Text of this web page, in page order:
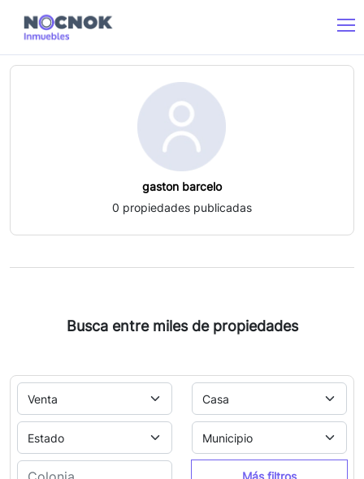
gaston barcelo
0 propiedades publicadas
Busca entre miles de propiedades
Más filtros